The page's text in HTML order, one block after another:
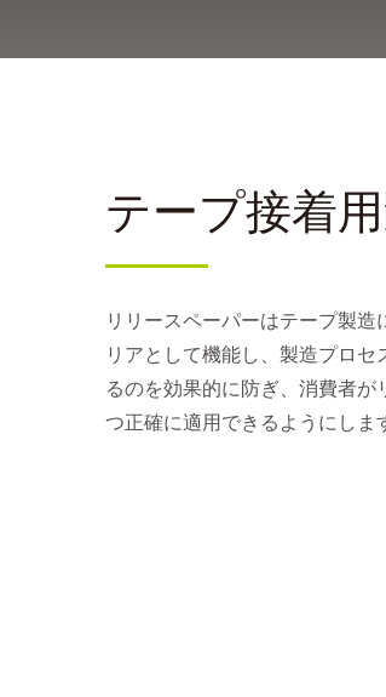
テープ接着
リリースペーパーはテープ製
リアとして機能し、製造プロ
るのを効果的に防ぎ、消費者
つ正確に適用できるようにしま